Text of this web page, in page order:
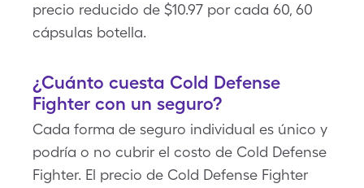
precio reducido de $10.97 por cada 60, 60
cápsulas botella.
¿Cuánto cuesta Cold Defense
Fighter con un seguro?
Cada forma de seguro individual es único y
podría o no cubrir el costo de Cold Defense
Fighter. El precio de Cold Defense Fighter